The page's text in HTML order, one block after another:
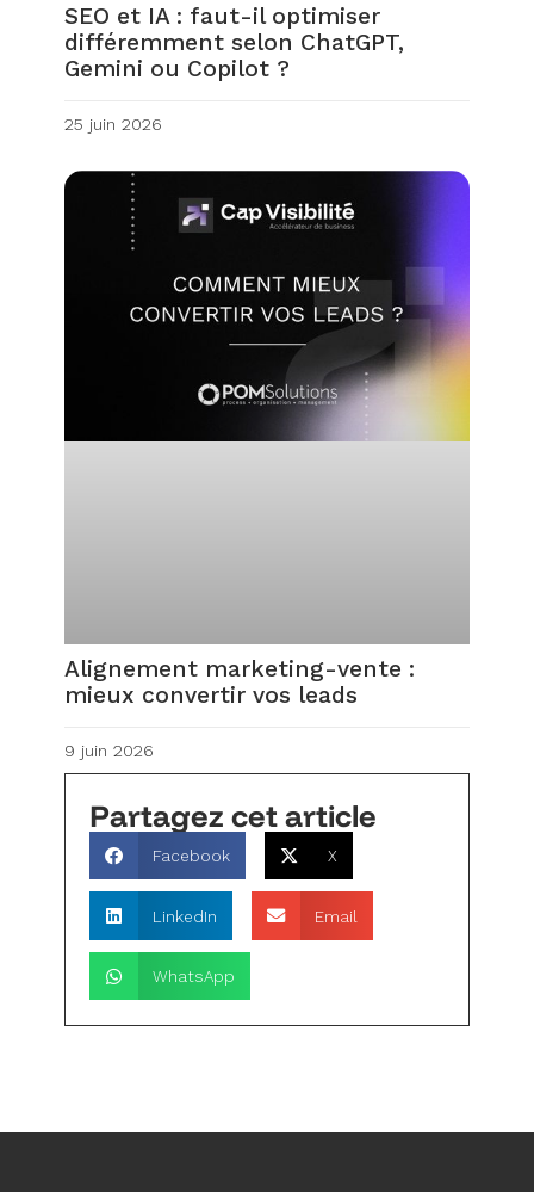
SEO et IA : faut-il optimiser
différemment selon ChatGPT,
Gemini ou Copilot ?
25 juin 2026
Alignement marketing-vente :
mieux convertir vos leads
9 juin 2026
Partagez cet article
Facebook X
LinkedIn Email
WhatsApp